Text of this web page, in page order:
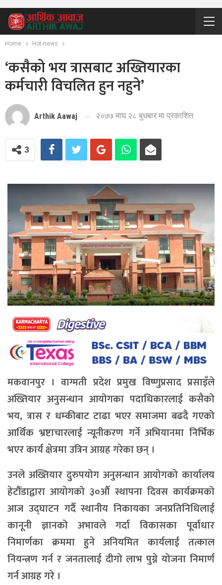
Home Hot-news
‘कसैको भय त्रासबाट अख्तियारका
कर्मचारी विचलित हुन नहुने’
Arthik Aawaj २०७७ माघ २८ बुधबार मा प्रकाशित
3
मकवानपुर । वाग्मती प्रदेश प्रमुख विष्णुप्रसाद प्रसाइँले
अख्तियार अनुसन्धान आयोगका पदाधिकारलाई कसैको
भय, त्रास र धम्कीबाट टाढा भएर समाजमा बढदै गएको
आर्थिक भ्रष्टाचारलाई न्यूनीकरण गर्ने अभियानमा निर्भिक
भएर कार्य क्षेत्रमा उत्रिन आग्रह गरेका छन् ।
उनले अख्तियार दुरुपयोग अनुसन्धान आयोगको कार्यालय
हेटौँडाद्वारा आयोगको ३०औँ स्थापना दिवस कार्यक्रमको
आज उद्घाटन गर्दै स्थानीय निकायका जनप्रतिनिधिलाई
कानूनी ज्ञानको अभावले गर्दा विकासका पूर्वाधार
निमार्णका क्रममा हुने अनियमित कार्यलाई तत्काल
नियन्त्रण गर्न र जनतालाई दीगो लाभ पुग्ने योजना निमार्ण
गर्न आग्रह गरे ।